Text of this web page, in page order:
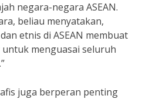
negara-negara ASEAN.
beliau menyatakan,
etnis di ASEAN membuat
menguasai seluruh
juga berperan penting